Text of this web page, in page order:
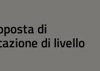
di
di livello